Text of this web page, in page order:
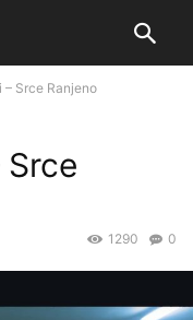
– Srce Ranjeno
0
1290